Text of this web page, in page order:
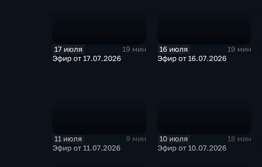
17 июля
19 мин
Эфир от 17.07.2026
16 июля
19 мин
Эфир от 16.07.2026
11 июля
9 мин
Эфир от 11.07.2026
10 июля
18 мин
Эфир от 10.07.2026